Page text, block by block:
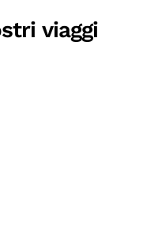
viaggi